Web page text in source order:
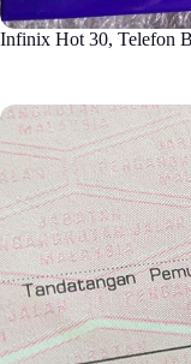
Infinix Hot 30, Telefon